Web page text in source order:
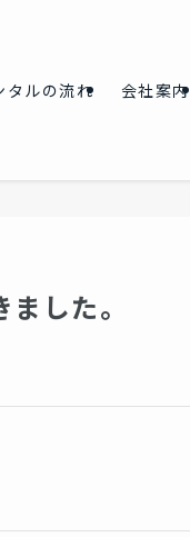
タルの流れ 会社案内
した。